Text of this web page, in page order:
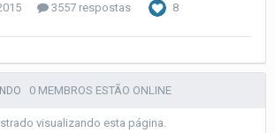
3557 respostas 8
0 MEMBROS ESTÃO ONLINE
visualizando esta página.